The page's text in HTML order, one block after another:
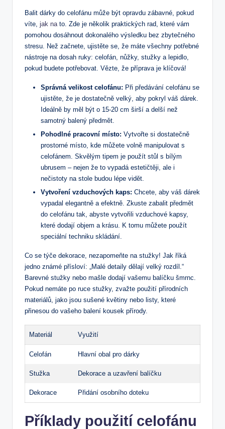
Balit dárky do celofánu může být opravdu zábavné, pokud
víte, jak na to. Zde je několik praktických rad, které vám
pomohou dosáhnout dokonalého výsledku bez zbytečného
stresu. Než začnete, ujistěte se, že máte všechny potřebné
nástroje na dosah ruky: celofán, nůžky, stužky a lepidlo,
pokud budete potřebovat. Vězte, že příprava je klíčová!
Správná velikost celofánu: Při předávání celofánu se
ujistěte, že je dostatečně velký, aby pokryl váš dárek.
Ideálně by měl být o 15-20 cm širší a delší než
samotný balený předmět.
Pohodlné pracovní místo: Vytvořte si dostatečně
prostorné místo, kde můžete volně manipulovat s
celofánem. Skvělým tipem je použít stůl s bílým
ubrusem – nejen že to vypadá estetičtěji, ale i
nečistoty na stole budou lépe vidět.
Vytvoření vzduchových kaps: Chcete, aby váš dárek
vypadal elegantně a efektně. Zkuste zabalit předmět
do celofánu tak, abyste vytvořili vzduchové kapsy,
které dodají objem a krásu. K tomu můžete použít
speciální techniku skládání.
Co se týče dekorace, nezapomeňte na stužky! Jak říká
jedno známé přísloví: „Malé detaily dělají velký rozdíl.“
Barevné stužky nebo mašle dodají vašemu balíčku šmrnc.
Pokud nemáte po ruce stužky, zvažte použití přírodních
materiálů, jako jsou sušené květiny nebo listy, které
přinesou do vašeho balení kousek přírody.
Materiál Využití
Celofán Hlavní obal pro dárky
Stužka Dekorace a uzavření balíčku
Dekorace Přidání osobního doteku
Příklady použití celofánu